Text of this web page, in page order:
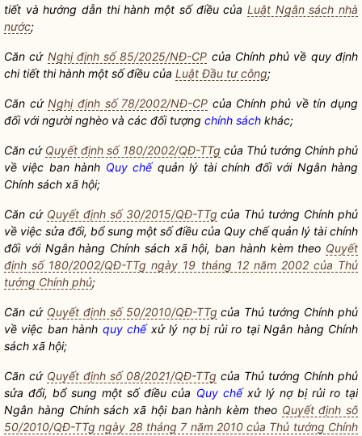
tiết và hướng dẫn thi hành một số điều của Luật Ngân sách nhà
nước;
Căn cứ Nghị định số 85/2025/NĐ-CP của Chính phủ về quy định
chi tiết thi hành một số điều của Luật Đầu tư công;
Căn cứNghị định số 78/2002/NĐ-CP của Chính phủ về tín dụng
đối với người nghèo và các đối tượng chính sách khác;
Căn cứ Quyết định số 180/2002/QĐ-TTg của Thủ tướng Chính phủ
về việc ban hành Quy chếquản lý tài chính đối với Ngân hàng
Chính sách xã hội;
Căn cứ Quyết định số 30/2015/QĐ-TTg của Thủ tướng Chính phủ
về việc sửa đổi, bổ sung một số điều của Quy chếquản lý tài chính
đối với Ngân hàng Chính sách xã hội, ban hành kèm theo Quyết
định số 180/2002/QĐ-TTg ngày 19 tháng 12 năm 2002 của Thủ
tướng Chính phủ;
Căn cứ Quyết định số 50/2010/QĐ-TTg của Thủ tướng Chính phủ
về việc ban hành quy chếxử lý nợ bị rủi ro tại Ngân hàng Chính
sách xã hội;
Căn cứ Quyết định số 08/2021/QĐ-TTg của Thủ tướng Chính phủ
sửa đổi, bổ sung một số điều của Quy chếxử lý nợ bị rủi ro tại
Ngân hàng Chính sách xã hội ban hành kèm theo Quyết định số
50/2010/QĐ-TTg ngày 28 tháng 7 năm 2010 của Thủ tướng Chính